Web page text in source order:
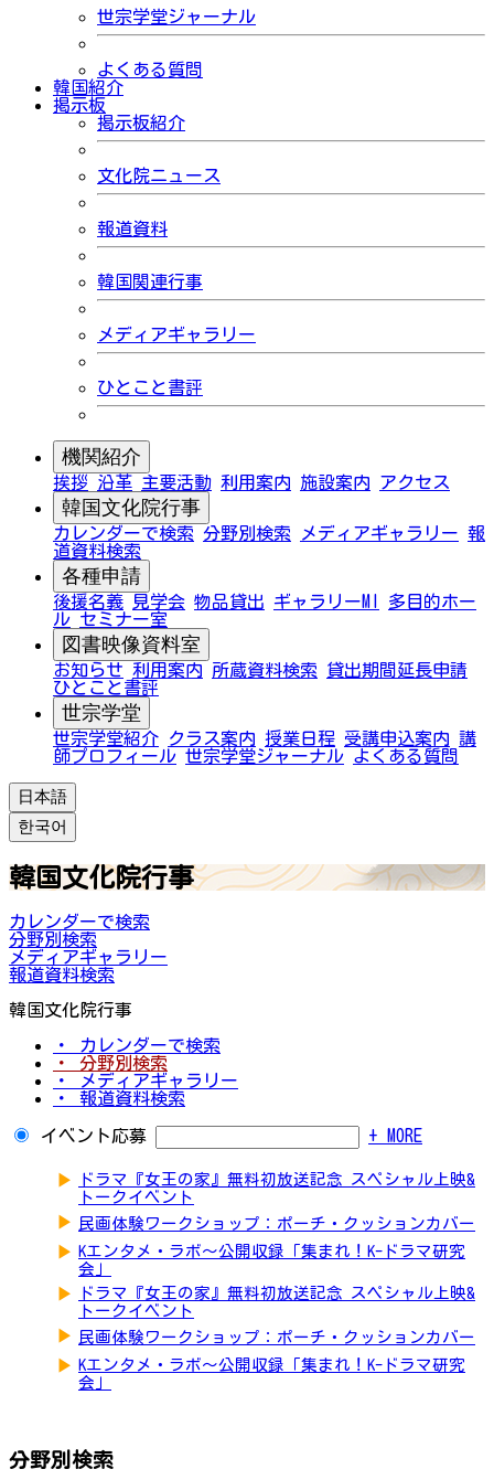
世宗学堂ジャーナル
よくある質問
韓国紹介
掲示板
掲示板紹介
文化院ニュース
報道資料
韓国関連行事
メディアギャラリー
ひとこと書評
機関紹介
挨拶 沿革 主要活動 利用案内 施設案内 アクセス
韓国文化院行事
カレンダーで検索 分野別検索 メディアギャラリー 報
道資料検索
各種申請
後援名義 見学会 物品貸出 ギャラリーMI
多目的ホー
ル セミナー室
図書映像資料室
お知らせ 利用案内 所蔵資料検索
貸出期間延長申請
ひとこと書評
世宗学堂
世宗学堂紹介 クラス案内 授業日程 受講申込案内 講
師プロフィール 世宗学堂ジャーナル よくある質問
日本語
한국어
韓国文化院行事
カレンダーで検索
分野別検索
メディアギャラリー
報道資料検索
韓国文化院行事
・ カレンダーで検索
・ 分野別検索
・ メディアギャラリー
・ 報道資料検索
イベント応募 + MORE
▶
ドラマ『女王の家』無料初放送記念 スペシャル上映&
トークイベント
▶ 民画体験ワークショップ：ポーチ・クッションカバー
▶ Kエンタメ・ラボ～公開収録「集まれ！K-ドラマ研究
会」
▶
ドラマ『女王の家』無料初放送記念 スペシャル上映&
トークイベント
▶ 民画体験ワークショップ：ポーチ・クッションカバー
▶ Kエンタメ・ラボ～公開収録「集まれ！K-ドラマ研究
会」
分野別検索